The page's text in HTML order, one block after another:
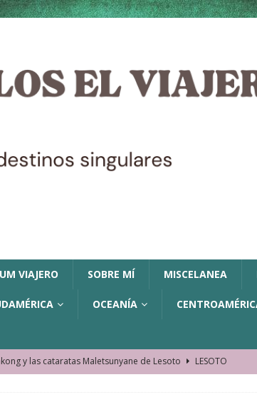
VIAJERO SOBRE MÍ MISCELANEA
OCEANÍA
y las cataratas Maletsunyane de Lesoto
LESOTO